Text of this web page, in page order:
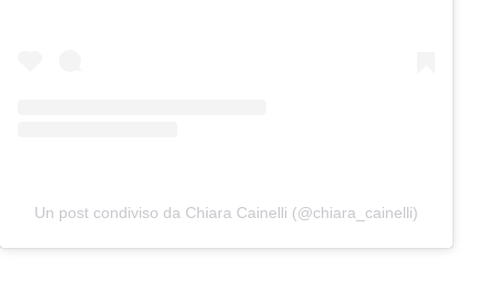
Un post condiviso da Chiara Cainelli (@chiara_cainelli)